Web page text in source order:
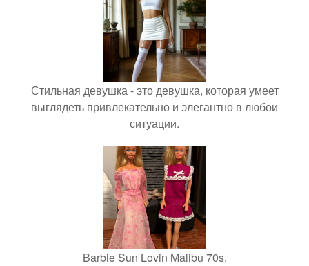
Стильная девушка - это девушка, которая умеет
выглядеть привлекательно и элегантно в любои
ситуации.
Barbie Sun Lovin Malibu 70s.